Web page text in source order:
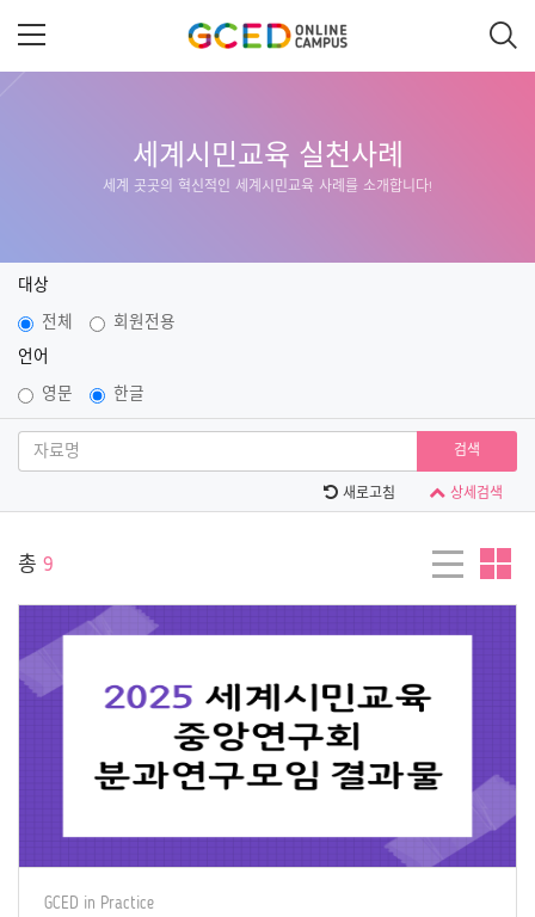
텐
세계시민교육 실천사례
세계 곳곳의 혁신적인 세계시민교육 사례를 소개합니다!
대상
전체 회원전용
언어
영문 한글
검색
새로고침 상세검색
총 9
GCED in Practice